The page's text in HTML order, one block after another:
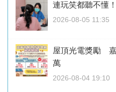
連玩笑都聽不懂
2026-08-05 11:35
屋頂光電獎勵
萬
2026-08-04 19:10